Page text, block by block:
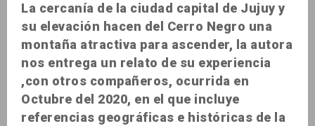
La cercanía de la ciudad capital de Jujuy y
su elevación hacen del Cerro Negro una
montaña atractiva para ascender, la autora
nos entrega un relato de su experiencia
,con otros compañeros, ocurrida en
Octubre del 2020, en el que incluye
referencias geográficas e históricas de la